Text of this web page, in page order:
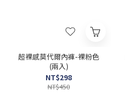
超裸感莫代爾內褲-裸粉色
(兩入)
NT$298
NT$450